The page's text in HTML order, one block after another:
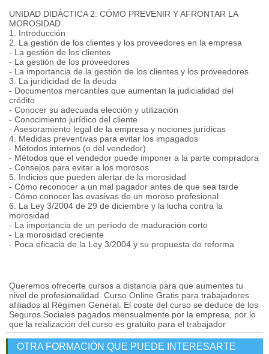
UNIDAD DIDÁCTICA 2: CÓMO PREVENIR Y AFRONTAR LA
MOROSIDAD
1. Introducción
2. La gestión de los clientes y los proveedores en la empresa
- La gestión de los clientes
- La gestión de los proveedores
- La importancia de la gestión de los clientes y los proveedores
3. La juridicidad de la deuda
- Documentos mercantiles que aumentan la judicialidad del
crédito
- Conocer su adecuada elección y utilización
- Conocimiento jurídico del cliente
- Asesoramiento legal de la empresa y nociones jurídicas
4. Medidas preventivas para evitar los impagados
- Métodos internos (o del vendedor)
- Métodos que el vendedor puede imponer a la parte compradora
- Consejos para evitar a los morosos
5. Indicios que pueden alertar de la morosidad
- Cómo reconocer a un mal pagador antes de que sea tarde
- Cómo conocer las evasivas de un moroso profesional
6. La Ley 3/2004 de 29 de diciembre y la lucha contra la
morosidad
- La importancia de un período de maduración corto
- La morosidad creciente
- Poca eficacia de la Ley 3/2004 y su propuesta de reforma
Queremos ofrecerte cursos a distancia para que aumentes tu
nivel de profesionalidad. Curso Online Gratis para trabajadores
afiliados al Régimen General. El coste del curso se deduce de los
Seguros Sociales pagados mensualmente por la empresa, por lo
que la realización del curso es gratuito para el trabajador
OTRA FORMACIÓN QUE PUEDE INTERESARTE